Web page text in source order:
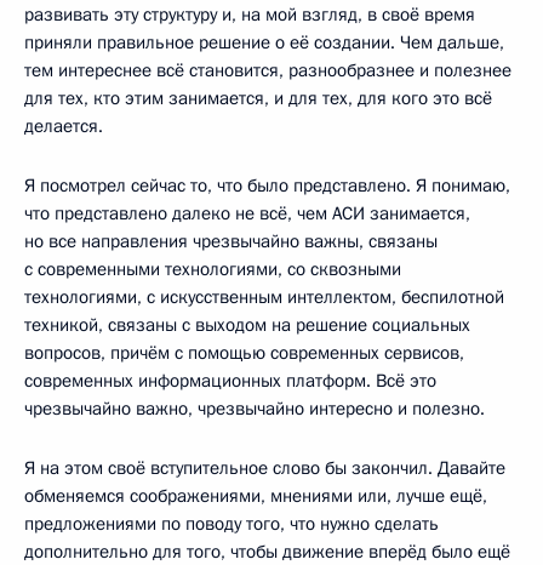
развивать эту структуру и, на мой взгляд, в своё время
приняли правильное решение о её создании. Чем дальше,
тем интереснее всё становится, разнообразнее и полезнее
для тех, кто этим занимается, и для тех, для кого это всё
делается.
Я посмотрел сейчас то, что было представлено. Я понимаю,
что представлено далеко не всё, чем АСИ занимается,
но все направления чрезвычайно важны, связаны
с современными технологиями, со сквозными
технологиями, с искусственным интеллектом, беспилотной
техникой, связаны с выходом на решение социальных
вопросов, причём с помощью современных сервисов,
современных информационных платформ. Всё это
чрезвычайно важно, чрезвычайно интересно и полезно.
Я на этом своё вступительное слово бы закончил. Давайте
обменяемся соображениями, мнениями или, лучше ещё,
предложениями по поводу того, что нужно сделать
дополнительно для того, чтобы движение вперёд было ещё